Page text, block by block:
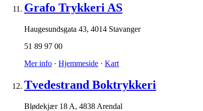
Grafo Trykkeri AS
Haugesundsgata 43, 4014 Stavanger
51 89 97 00
Mer info · Hjemmeside · Kart
Tvedestrand Boktrykkeri
Blødekjær 18 A, 4838 Arendal